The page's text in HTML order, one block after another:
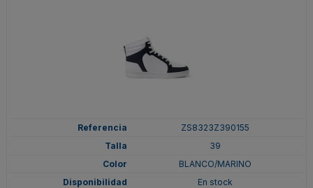
ZS8323Z390155
39
BLANCO/MARINO
En stock